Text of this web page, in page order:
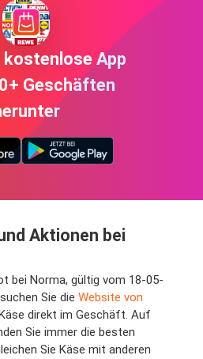
kostenlose App
Geschäften
Aktionen bei
bei Norma, gültig vom 18-05-
Sie die Website von
direkt im Geschäft. Auf
Sie immer die besten
Sie Käse mit anderen